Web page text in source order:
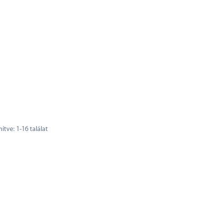
1-16 találat